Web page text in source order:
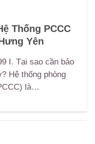
Thống PCCC
Yên
I. Tại sao cần bảo
Hệ thống phòng
là…